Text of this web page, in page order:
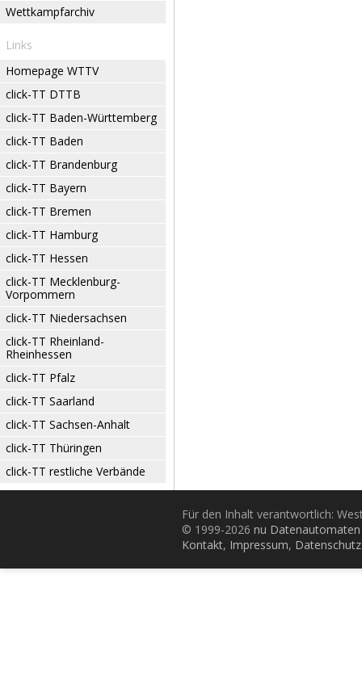
Wettkampfarchiv
Links
Homepage WTTV
click-TT DTTB
click-TT Baden-Württemberg
click-TT Baden
click-TT Brandenburg
click-TT Bayern
click-TT Bremen
click-TT Hamburg
click-TT Hessen
click-TT Mecklenburg-
Vorpommern
click-TT Niedersachsen
click-TT Rheinland-
Rheinhessen
click-TT Pfalz
click-TT Saarland
click-TT Sachsen-Anhalt
click-TT Thüringen
click-TT restliche Verbände
Für den Inhalt verantwortlich:
© 1999-2026 nu
Kontakt, Impressum, Datenschutz